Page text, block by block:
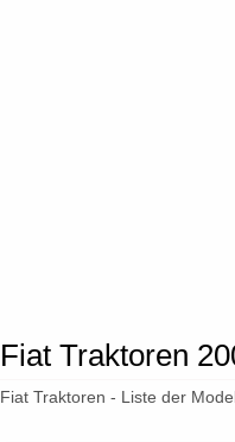
Fiat Traktoren
Fiat Traktoren - Liste der